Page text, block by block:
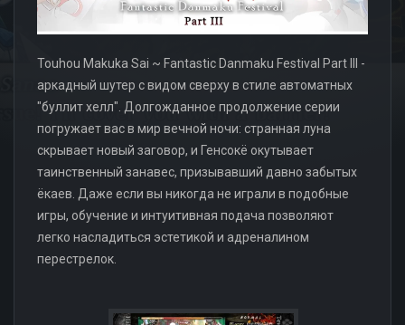
Touhou Makuka Sai ~ Fantastic Danmaku Festival Part III -
аркадный шутер с видом сверху в стиле автоматных
"буллит хелл". Долгожданное продолжение серии
погружает вас в мир вечной ночи: странная луна
скрывает новый заговор, и Генсокё окутывает
таинственный занавес, призывавший давно забытых
ёкаев. Даже если вы никогда не играли в подобные
игры, обучение и интуитивная подача позволяют
легко насладиться эстетикой и адреналином
перестрелок.